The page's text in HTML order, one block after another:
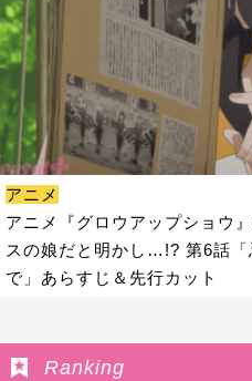
アニメ
アニメ『グロウアップショウ
スの娘だと明かし…!? 第6話
で」あらすじ＆先行カット
Ranking